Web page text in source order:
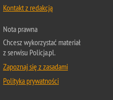
Kontakt z redakcją
Nota prawna
Chcesz wykorzystać materiał
z serwisu Policja.pl.
Zapoznaj się z zasadami
Polityka prywatności